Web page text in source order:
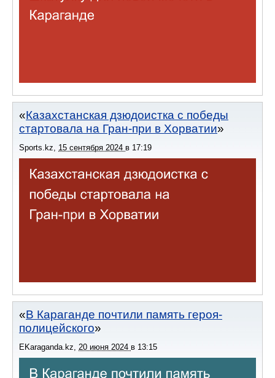
Казахстанская дзюдоистка с победы
стартовала на Гран-при в Хорватии
Sports.kz, 15 сентября 2024 в 17:19
В Караганде почтили память героя-
полицейского
EKaraganda.kz 20 июня 2024 в 13:15